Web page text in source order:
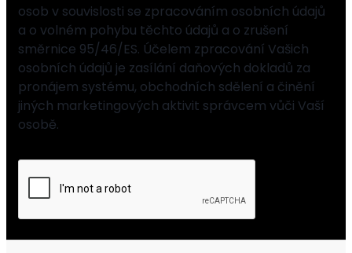
osob v souvislosti se zpracováním osobních údajů
a o volném pohybu těchto údajů a o zrušení
směrnice 95/46/ES. Účelem zpracování Vašich
osobních údajů je zasílání daňových dokladů za
pronájem systému, obchodních sdělení a činění
jiných marketingových aktivit správcem vůči Vaší
osobě.